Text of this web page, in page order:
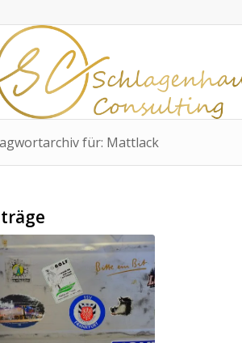
für: Mattlack